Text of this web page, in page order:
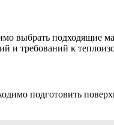
выбрать подходящие
и требований к
подготовить